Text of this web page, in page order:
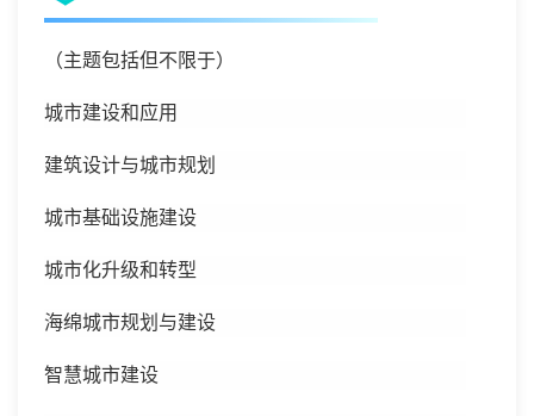
（主题包括但不限于）
城市建设和应用
建筑设计与城市规划
城市基础设施建设
城市化升级和转型
海绵城市规划与建设
智慧城市建设